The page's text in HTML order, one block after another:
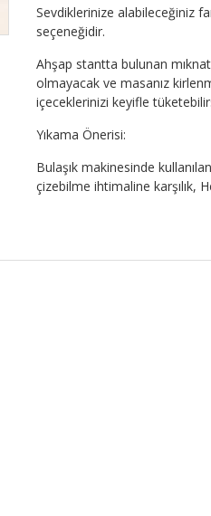
Sevdiklerinize alabileceğiniz
seçeneğidir.
Ahşap stantta bulunan
olmayacak ve masanız
içeceklerinizi keyifle
Yıkama Önerisi:
Bulaşık makinesinde
çizebilme ihtimaline karşılık,